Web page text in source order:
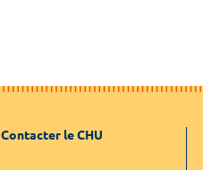
Contacter le CHU